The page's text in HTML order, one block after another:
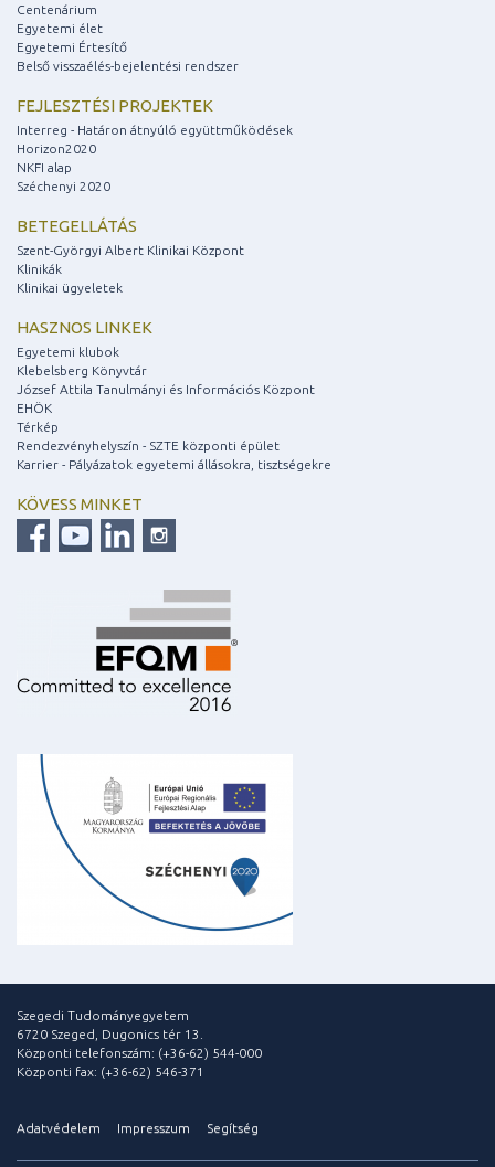
Centenárium
Egyetemi élet
Egyetemi Értesítő
Belső visszaélés-bejelentési rendszer
FEJLESZTÉSI PROJEKTEK
Interreg - Határon átnyúló együttműködések
Horizon2020
NKFI alap
Széchenyi 2020
BETEGELLÁTÁS
Szent-Györgyi Albert Klinikai Központ
Klinikák
Klinikai ügyeletek
HASZNOS LINKEK
Egyetemi klubok
Klebelsberg Könyvtár
József Attila Tanulmányi és Információs Központ
EHÖK
Térkép
Rendezvényhelyszín - SZTE központi épület
Karrier - Pályázatok egyetemi állásokra, tisztségekre
KÖVESS MINKET
Szegedi Tudományegyetem
6720 Szeged, Dugonics tér 13.
Központi telefonszám: (+36-62) 544-000
Központi fax: (+36-62) 546-371
Adatvédelem Impresszum Segítség